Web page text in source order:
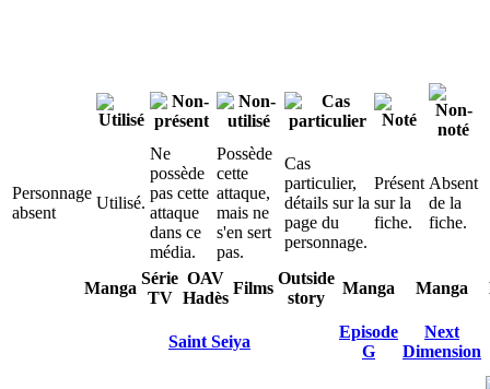
Personnage
absent
Utilisé.
Ne
possède
pas cette
attaque
dans ce
média.
Possède
cette
attaque,
mais ne
s'en sert
pas.
Cas
particulier,
détails sur la
page du
personnage.
Présent
sur la
fiche.
Absent
de la
fiche.
Manga
Série
TV
OAV
Hadès
Films
Outside
story
Manga Manga
Saint Seiya
Episode
G
Next
Dimension